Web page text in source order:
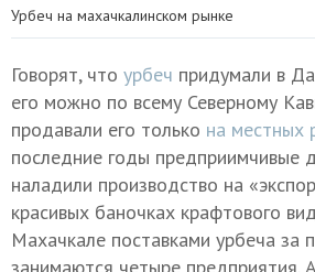
Урбеч на махачкалинском рынке
Говорят, что урбеч придумали в
его можно по всему Северному
продавали его только на местных
последние годы предприимчивые
наладили производство на
красивых баночках крафтового
Махачкале поставками урбеча за